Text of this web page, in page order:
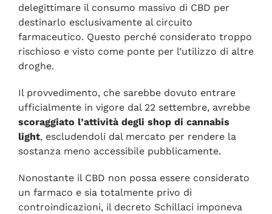
delegittimare il consumo massivo di CBD per
destinarlo esclusivamente al circuito
farmaceutico. Questo perché considerato troppo
rischioso e visto come ponte per l’utilizzo di altre
droghe.
Il provvedimento, che sarebbe dovuto entrare
ufficialmente in vigore dal 22 settembre, avrebbe
scoraggiato l’attività degli shop di cannabis
light, escludendoli dal mercato per rendere la
sostanza meno accessibile pubblicamente.
Nonostante il CBD non possa essere considerato
un farmaco e sia totalmente privo di
controindicazioni, il decreto Schillaci imponeva